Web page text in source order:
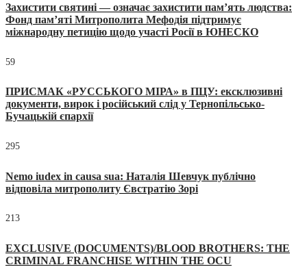
Захистити святині — означає захистити пам’ять людства:
Фонд пам’яті Митрополита Мефодія підтримує
міжнародну петицію щодо участі Росії в ЮНЕСКО
59
ПРИСМАК «РУССЬКОГО МІРА» в ПЦУ: ексклюзивні
документи, вирок і російський слід у Тернопільсько-
Бучацькій єпархії
295
Nemo iudex in causa sua: Наталія Шевчук публічно
відповіла митрополиту Євстратію Зорі
213
EXCLUSIVE (DOCUMENTS)/BLOOD BROTHERS: THE
CRIMINAL FRANCHISE WITHIN THE OCU